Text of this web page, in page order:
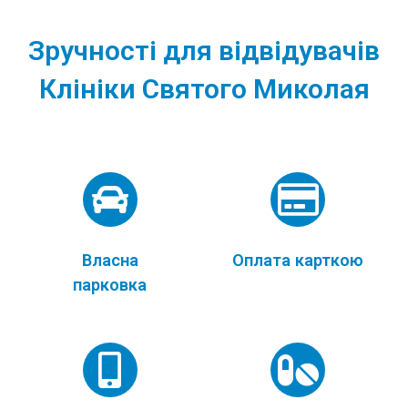
Зручності для відвідувачів
Клініки Святого Миколая
Власна
парковка
Оплата карткою